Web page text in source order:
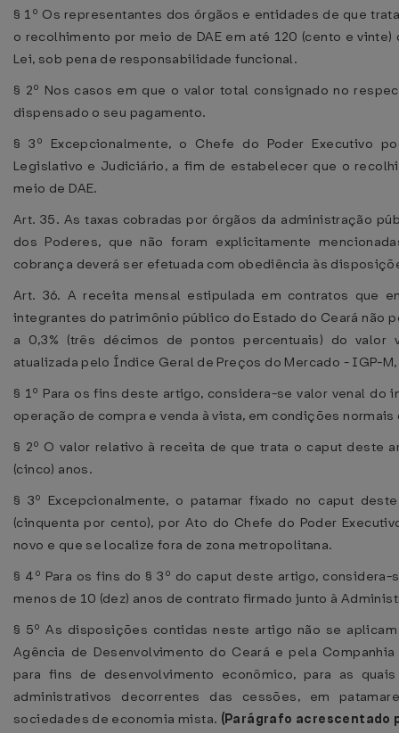
§ 1º Os representantes dos órgãos e entidades de que
o recolhimento por meio de DAE em até 120 (cento e
Lei, sob pena de responsabilidade funcional.
§ 2º Nos casos em que o valor total consignado no
dispensado o seu pagamento.
§ 3º Excepcionalmente, o Chefe do Poder Executivo
Legislativo e Judiciário, a fim de estabelecer que o
meio de DAE.
Art. 35. As taxas cobradas por órgãos da administração
dos Poderes, que não foram explicitamente
cobrança deverá ser efetuada com obediência às
Art. 36. A receita mensal estipulada em contratos que
integrantes do patrimônio público do Estado do Ceará não
a 0,3% (três décimos de pontos percentuais) do valor
atualizada pelo Índice Geral de Preços do Mercado - IGP-
§ 1º Para os fins deste artigo, considera-se valor venal do
operação de compra e venda à vista, em condições
§ 2º O valor relativo à receita de que trata o caput deste
(cinco) anos.
§ 3º Excepcionalmente, o patamar fixado no caput
(cinquenta por cento), por Ato do Chefe do Poder
novo e que se localize fora de zona metropolitana.
§ 4º Para os fins do § 3º do caput deste artigo,
menos de 10 (dez) anos de contrato firmado junto à
§ 5º As disposições contidas neste artigo não se
Agência de Desenvolvimento do Ceará e pela
para fins de desenvolvimento econômico, para as
administrativos decorrentes das cessões, em
sociedades de economia mista. (Parágrafo acrescentado